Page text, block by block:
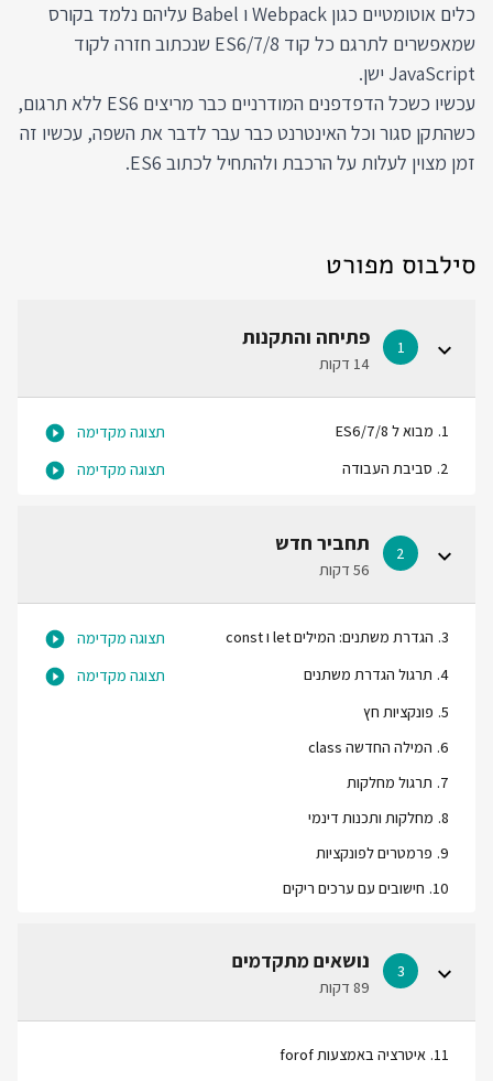
כלים אוטומטיים כגון Webpack ו Babel עליהם נלמד בקורס
שמאפשרים לתרגם כל קוד ES6/7/8 שנכתוב חזרה לקוד
JavaScript ישן.
עכשיו כשכל הדפדפנים המודרניים כבר מריצים ES6 ללא תרגום,
כשהתקן סגור וכל האינטרנט כבר עבר לדבר את השפה, עכשיו זה
זמן מצוין לעלות על הרכבת ולהתחיל לכתוב ES6.
סילבוס מפורט
1 פתיחה והתקנות
14 דקות
1
. מבוא ל ES6/7/8
תצוגה מקדימה
2
. סביבת העבודה תצוגה מקדימה
2 תחביר חדש
56 דקות
3
. הגדרת משתנים: המילים let ו const
תצוגה מקדימה
4
. תרגול הגדרת משתנים
תצוגה מקדימה
5
. פונקציות חץ
6
. המילה החדשה class
7
. תרגול מחלקות
8
. מחלקות ותכנות דינמי
9
. פרמטרים לפונקציות
10
. חישובים עם ערכים ריקים
3 נושאים מתקדמים
89 דקות
11
. איטרציה באמצעות forof